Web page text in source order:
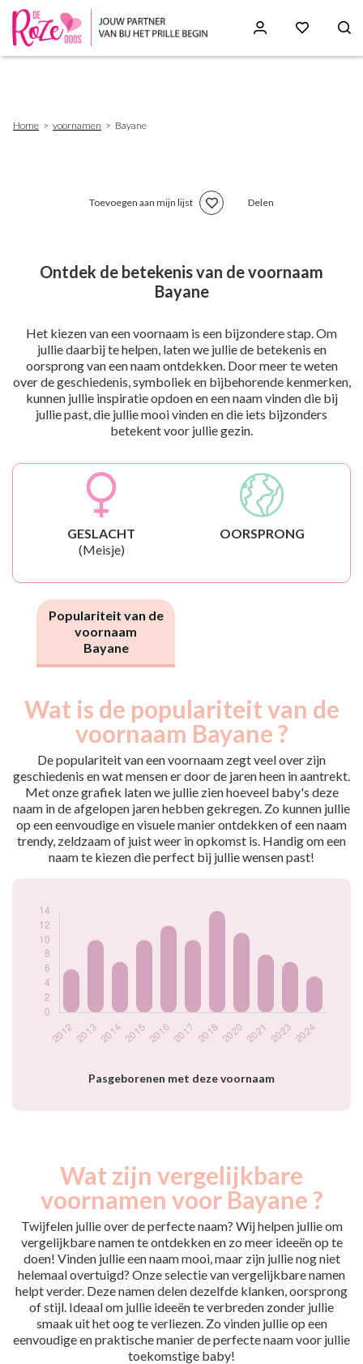
Home voornamen Bayane
Toevoegen aan mijn lijst Delen
Ontdek de betekenis van de voornaam
Bayane
Het kiezen van een voornaam is een bijzondere stap. Om
jullie daarbij te helpen, laten we jullie de betekenis en
oorsprong van een naam ontdekken. Door meer te weten
over de geschiedenis, symboliek en bijbehorende kenmerken,
kunnen jullie inspiratie opdoen en een naam vinden die bij
jullie past, die jullie mooi vinden en die iets bijzonders
betekent voor jullie gezin.
GESLACHT
(Meisje)
OORSPRONG
Populariteit van de
voornaam
Bayane
Wat is de populariteit van de
voornaam Bayane ?
De populariteit van een voornaam zegt veel over zijn
geschiedenis en wat mensen er door de jaren heen in aantrekt.
Met onze grafiek laten we jullie zien hoeveel baby's deze
naam in de afgelopen jaren hebben gekregen. Zo kunnen jullie
op een eenvoudige en visuele manier ontdekken of een naam
trendy, zeldzaam of juist weer in opkomst is. Handig om een
naam te kiezen die perfect bij jullie wensen past!
Pasgeborenen met deze voornaam
Popularité du
prénom Bayane par
Année
Nouveaux-
nés
2013
10
2014
7
2015
10
2016
12
2017
10
2018
14
11
2024
Wat zijn vergelijkbare
voornamen voor Bayane ?
Twijfelen jullie over de perfecte naam? Wij helpen jullie om
vergelijkbare namen te ontdekken en zo meer ideeën op te
doen! Vinden jullie een naam mooi, maar zijn jullie nog niet
helemaal overtuigd? Onze selectie van vergelijkbare namen
helpt verder. Deze namen delen dezelfde klanken, oorsprong
of stijl. Ideaal om jullie ideeën te verbreden zonder jullie
smaak uit het oog te verliezen. Zo vinden jullie op een
eenvoudige en praktische manier de perfecte naam voor jullie
toekomstige baby!